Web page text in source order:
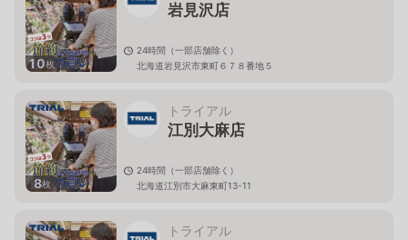
10枚
岩見沢店
24時間（一部店舗除く）
北海道岩見沢市東町６７８番地５
8枚
トライアル
江別大麻店
24時間（一部店舗除く）
北海道江別市大麻東町13-11
トライアル